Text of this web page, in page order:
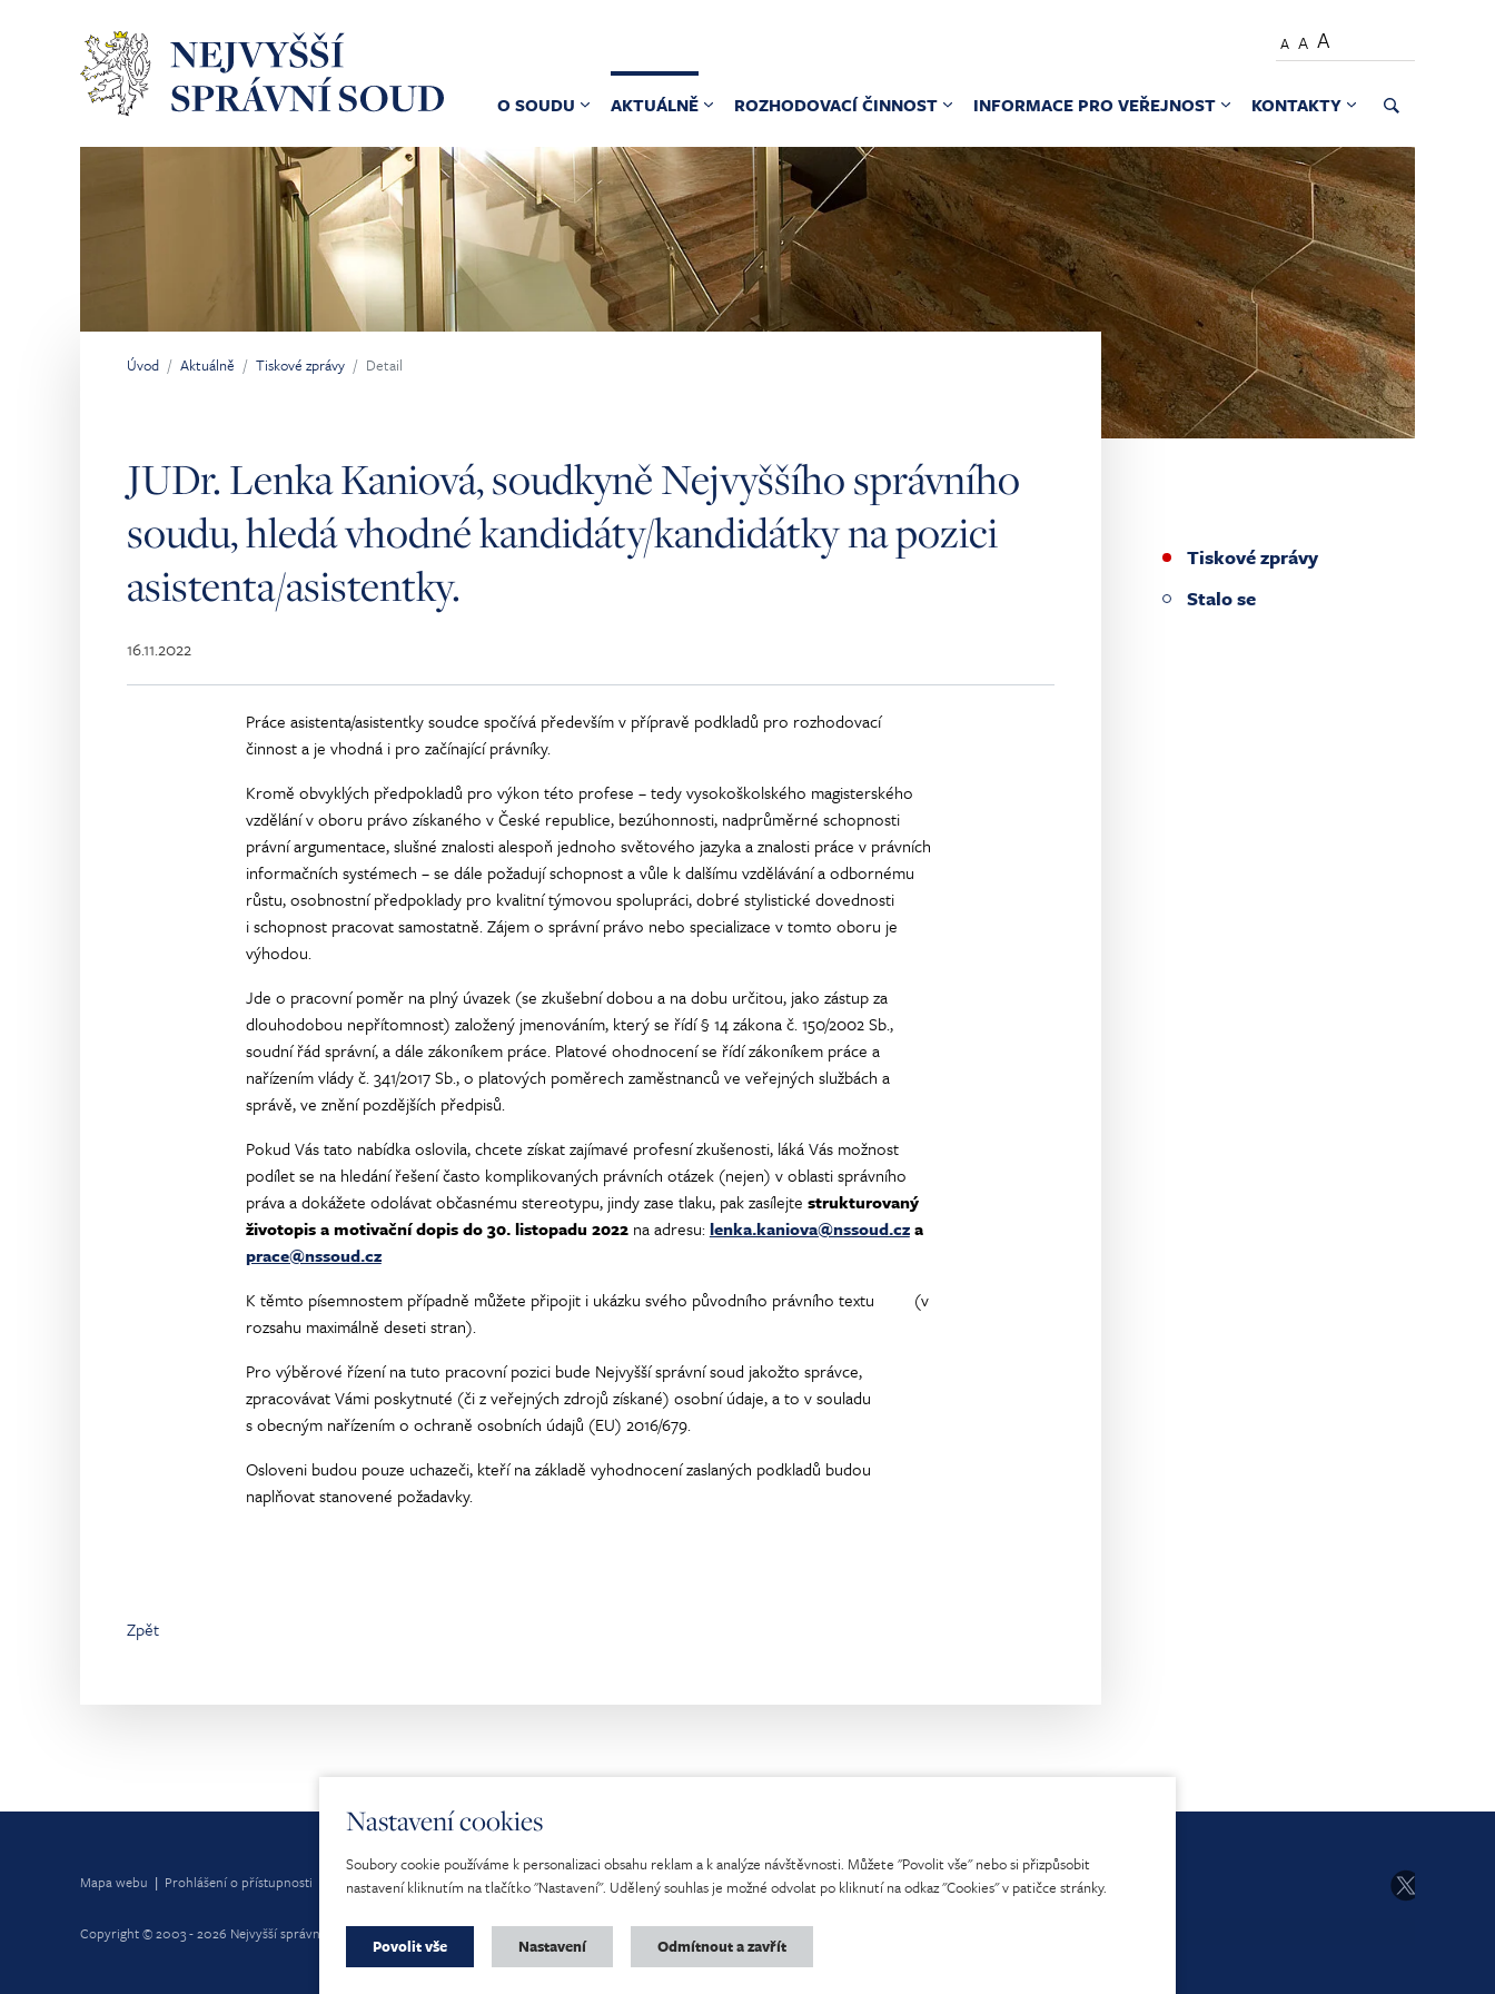
Přeskočit na hlavní obsah
O SOUDU AKTUÁLNĚ ROZHODOVACÍ ČINNOST INFORMACE PRO VEŘEJNOST KONTAKTY
A A A
Jsi tady:
Úvod Aktuálně Tiskové zprávy Detail
JUDr. Lenka Kaniová, soudkyně Nejvyššího správního
soudu, hledá vhodné kandidáty/kandidátky na pozici
asistenta/asistentky.
16.11.2022
Práce asistenta/asistentky soudce spočívá především v přípravě podkladů pro rozhodovací
činnost a je vhodná i pro začínající právníky.
Kromě obvyklých předpokladů pro výkon této profese – tedy vysokoškolského magisterského
vzdělání v oboru právo získaného v České republice, bezúhonnosti, nadprůměrné schopnosti
právní argumentace, slušné znalosti alespoň jednoho světového jazyka a znalosti práce v právních
informačních systémech – se dále požadují schopnost a vůle k dalšímu vzdělávání a odbornému
růstu, osobnostní předpoklady pro kvalitní týmovou spolupráci, dobré stylistické dovednosti
i schopnost pracovat samostatně. Zájem o správní právo nebo specializace v tomto oboru je
výhodou.
Jde o pracovní poměr na plný úvazek (se zkušební dobou a na dobu určitou, jako zástup za
dlouhodobou nepřítomnost) založený jmenováním, který se řídí § 14 zákona č. 150/2002 Sb.,
soudní řád správní, a dále zákoníkem práce. Platové ohodnocení se řídí zákoníkem práce a
nařízením vlády č. 341/2017 Sb., o platových poměrech zaměstnanců ve veřejných službách a
správě, ve znění pozdějších předpisů.
Pokud Vás tato nabídka oslovila, chcete získat zajímavé profesní zkušenosti, láká Vás možnost
podílet se na hledání řešení často komplikovaných právních otázek (nejen) v oblasti správního
práva a dokážete odolávat občasnému stereotypu, jindy zase tlaku, pak zasílejte strukturovaný
životopis a motivační dopis do 30. listopadu 2022 na adresu:lenka.kaniova@nssoud.cza
prace@nssoud.cz
K těmto písemnostem případně můžete připojit i ukázku svého původního právního textu (v
rozsahu maximálně deseti stran).
Pro výběrové řízení na tuto pracovní pozici bude Nejvyšší správní soud jakožto správce,
zpracovávat Vámi poskytnuté (či z veřejných zdrojů získané) osobní údaje, a to v souladu
s obecným nařízením o ochraně osobních údajů (EU) 2016/679.
Osloveni budou pouze uchazeči, kteří na základě vyhodnocení zaslaných podkladů budou
naplňovat stanovené požadavky.
Zpět
Tiskové zprávy
Stalo se
Mapa webu | Prohlášení o přístupnosti Cookies
Copyright © 2003 - 2026 Nejvyšší správní soud. Všechna práva vyhrazena.
Nastavení cookies
Soubory cookie používáme k personalizaci obsahu reklam a k analýze návštěvnosti. Můžete "Povolit vše" nebo si přizpůsobit
nastavení kliknutím na tlačítko "Nastavení". Udělený souhlas je možné odvolat po kliknutí na odkaz "Cookies" v patičce stránky.
Povolit vše Nastavení Odmítnout a zavřít